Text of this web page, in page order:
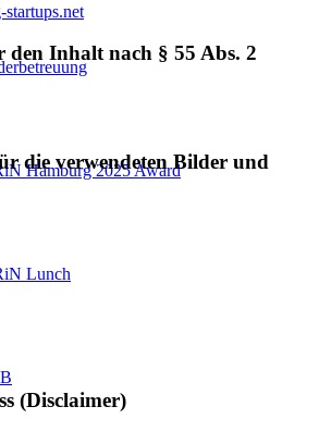
Hamburg 2025 Award
Lunch
Inhalt nach § 55 Abs. 2
die verwendeten Bilder und
(Disclaimer)